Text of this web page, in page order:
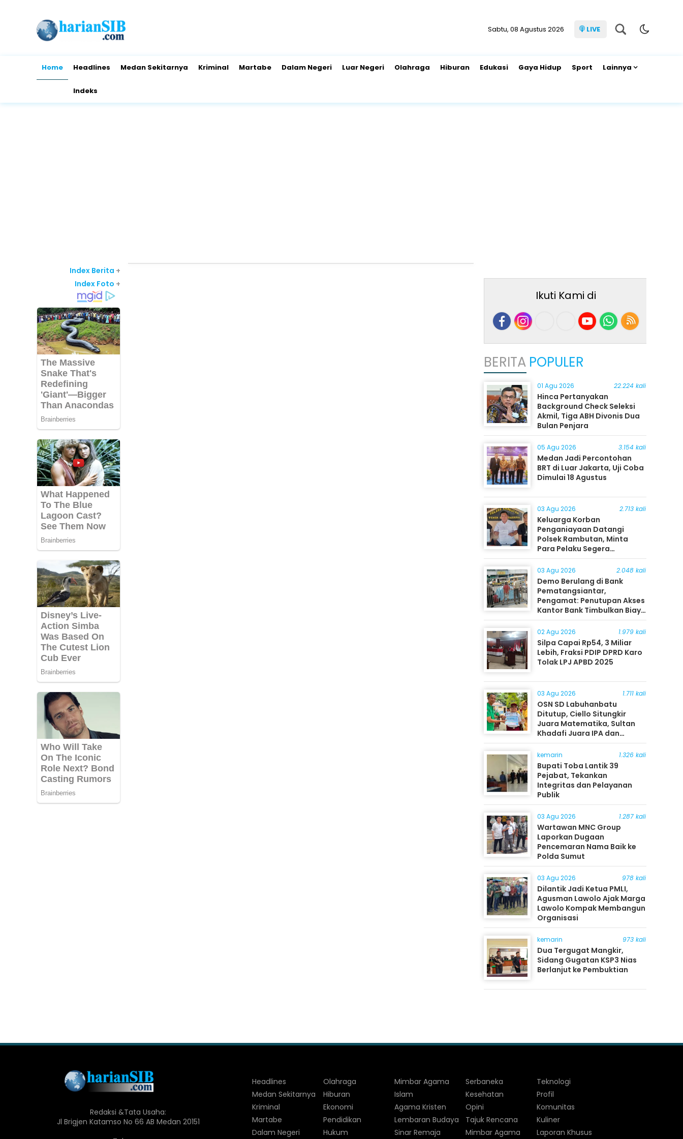
Sabtu, 08 Agustus 2026 LIVE
Home Headlines Medan Sekitarnya Kriminal Martabe Dalam Negeri Luar Negeri Olahraga Hiburan Edukasi Gaya Hidup Sport Lainnya
Indeks
Index Berita +
Index Foto +
Ikuti Kami di
BERITA POPULER
01 Agu 2026 22.224 kali
Hinca Pertanyakan
Background Check Seleksi
Akmil, Tiga ABH Divonis Dua
Bulan Penjara
05 Agu 2026 3.154 kali
Medan Jadi Percontohan
BRT di Luar Jakarta, Uji Coba
Dimulai 18 Agustus
03 Agu 2026 2.713 kali
Keluarga Korban
Penganiayaan Datangi
Polsek Rambutan, Minta
Para Pelaku Segera
Ditangkap
03 Agu 2026 2.048 kali
Demo Berulang di Bank
Pematangsiantar,
Pengamat: Penutupan Akses
Kantor Bank Timbulkan Biaya
Ekonomi bagi Masyarakat
02 Agu 2026 1.979 kali
Silpa Capai Rp54, 3 Miliar
Lebih, Fraksi PDIP DPRD Karo
Tolak LPJ APBD 2025
03 Agu 2026 1.711 kali
OSN SD Labuhanbatu
Ditutup, Ciello Situngkir
Juara Matematika, Sultan
Khadafi Juara IPA dan
Timothy Rangkuti Juara IPS
kemarin 1.326 kali
Bupati Toba Lantik 39
Pejabat, Tekankan
Integritas dan Pelayanan
Publik
03 Agu 2026 1.287 kali
Wartawan MNC Group
Laporkan Dugaan
Pencemaran Nama Baik ke
Polda Sumut
03 Agu 2026 978 kali
Dilantik Jadi Ketua PMLI,
Agusman Lawolo Ajak Marga
Lawolo Kompak Membangun
Organisasi
kemarin 973 kali
Dua Tergugat Mangkir,
Sidang Gugatan KSP3 Nias
Berlanjut ke Pembuktian
Redaksi &Tata Usaha:
Jl Brigjen Katamso No 66 AB Medan 20151
Headlines
Medan Sekitarnya
Kriminal
Martabe
Dalam Negeri
Olahraga
Hiburan
Ekonomi
Pendidikan
Hukum
Mimbar Agama
Islam
Agama Kristen
Lembaran Budaya
Sinar Remaja
Serbaneka
Kesehatan
Opini
Tajuk Rencana
Mimbar Agama
Teknologi
Profil
Komunitas
Kuliner
Laporan Khusus